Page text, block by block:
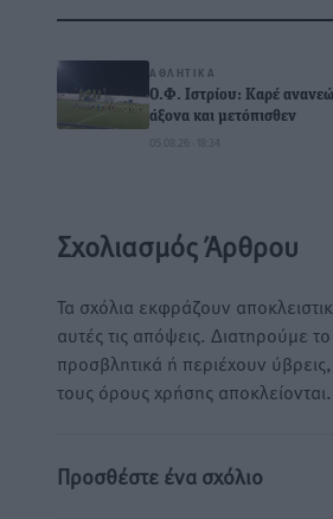
ΑΘΛΗΤΙΚΆ
Ο.Φ. Ιστρίου: Καρέ
άξονα και μετόπισθεν
05.08.26 · 18:34
Σχολιασμός Άρθρου
Τα σχόλια εκφράζουν
αυτές τις απόψεις. Διατηρούμε
προσβλητικά ή περιέχουν
τους όρους χρήσης αποκλείονται.
Προσθέστε ένα σχόλιο